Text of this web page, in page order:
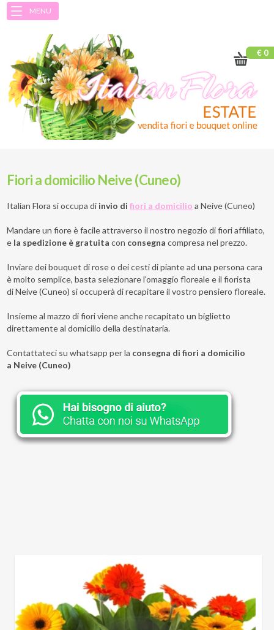
MENU
€ 0
Fiori a domicilio Neive (Cuneo)
Italian Flora si occupa di invio difiori a domicilio a Neive (Cuneo)
Mandare un fiore è facile attraverso il nostro negozio di fiori affiliato,
e la spedizione è gratuita con consegna compresa nel prezzo.
Inviare dei bouquet di rose o dei cesti di piante ad una persona cara
è molto semplice, basta selezionare l'omaggio floreale e il fiorista
di Neive (Cuneo) si occuperà di recapitare il vostro pensiero floreale.
Insieme al mazzo di fiori viene anche recapitato un biglietto
direttamente al domicilio della destinataria.
Contattateci su whatsapp per la consegna di fiori a domicilio
a Neive (Cuneo)